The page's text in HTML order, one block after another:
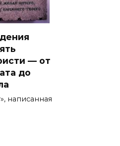
— от
до
написанная